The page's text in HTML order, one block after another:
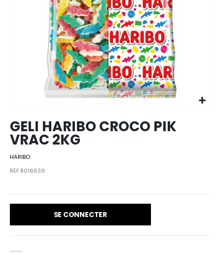
images
gallery
GELI HARIBO CROCO PIK
VRAC 2KG
HARIBO
REF.8016639
SE CONNECTER